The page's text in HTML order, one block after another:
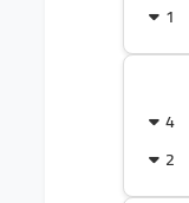
1
4
2